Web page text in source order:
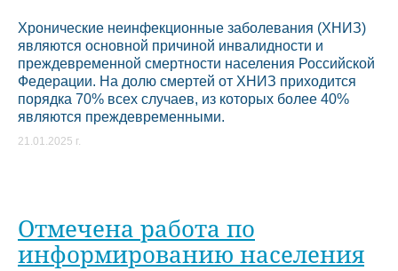
Хронические неинфекционные заболевания (ХНИЗ)
являются основной причиной инвалидности и
преждевременной смертности населения Российской
Федерации. На долю смертей от ХНИЗ приходится
порядка 70% всех случаев, из которых более 40%
являются преждевременными.
21.01.2025 г.
Отмечена работа по
информированию населения